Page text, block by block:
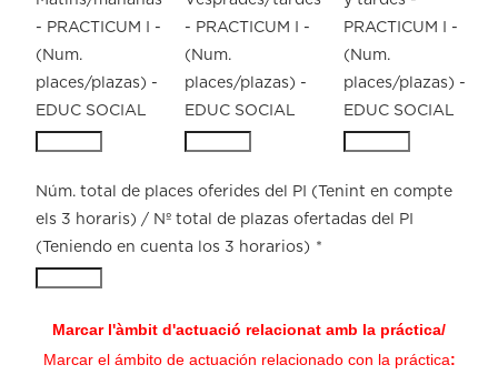
- PRACTICUM I -
(Num.
places/plazas) -
EDUC SOCIAL
- PRACTICUM I -
(Num.
places/plazas) -
EDUC SOCIAL
PRACTICUM I -
(Num.
places/plazas) -
EDUC SOCIAL
Núm. total de places oferides del PI (Tenint en compte
els 3 horaris) / Nº total de plazas ofertadas del PI
(Teniendo en cuenta los 3 horarios) *
Marcar l'àmbit d'actuació relacionat amb la práctica/
Marcar el ámbito de actuación relacionado con la práctica: